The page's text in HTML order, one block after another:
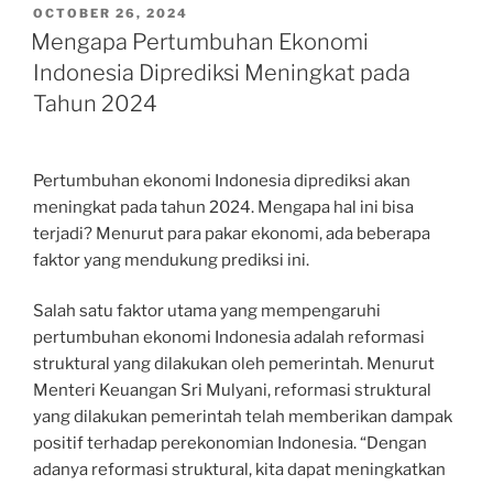
POSTED
ON
OCTOBER 26, 2024
Mengapa Pertumbuhan Ekonomi
Indonesia Diprediksi Meningkat pada
Tahun 2024
Pertumbuhan ekonomi Indonesia diprediksi akan
meningkat pada tahun 2024. Mengapa hal ini bisa
terjadi? Menurut para pakar ekonomi, ada beberapa
faktor yang mendukung prediksi ini.
Salah satu faktor utama yang mempengaruhi
pertumbuhan ekonomi Indonesia adalah reformasi
struktural yang dilakukan oleh pemerintah. Menurut
Menteri Keuangan Sri Mulyani, reformasi struktural
yang dilakukan pemerintah telah memberikan dampak
positif terhadap perekonomian Indonesia. “Dengan
adanya reformasi struktural, kita dapat meningkatkan